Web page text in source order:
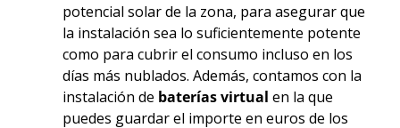
potencial solar de la zona, para asegurar que
la instalación sea lo suficientemente potente
como para cubrir el consumo incluso en los
días más nublados. Además, contamos con la
instalación de baterías virtual en la que
puedes guardar el importe en euros de los